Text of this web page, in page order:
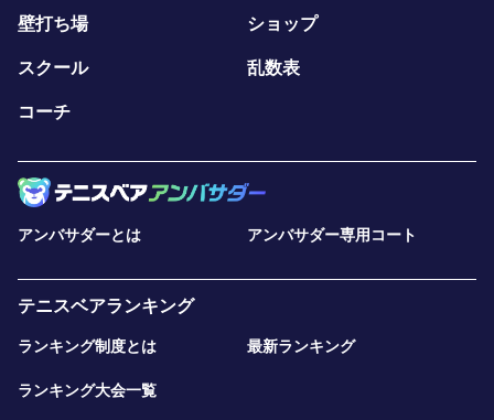
壁打ち場 ショップ
スクール 乱数表
コーチ
アンバサダーとは アンバサダー専用コート
テニスベアランキング
ランキング制度とは 最新ランキング
ランキング大会一覧